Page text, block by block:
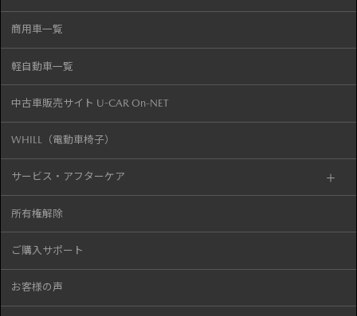
商用車一覧
軽自動車一覧
中古車販売サイト U-CAR On-NET
WHILL（電動車椅子）
サービス・アフターケア
所有権解除
ご購入サポート
お客様の声